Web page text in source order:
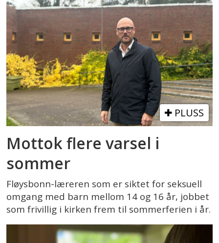
PLUSS
Mottok flere varsel i
sommer
Fløysbonn-læreren som er siktet for seksuell
omgang med barn mellom 14 og 16 år, jobbet
som frivillig i kirken frem til sommerferien i år.